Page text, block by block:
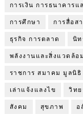
การเงิน การธนาคารแ
การศึกษา
การสื่อส
ธุรกิจ การตลาด
นิท
พลังงานและสิ่งแวดล้อม
ราชการ สมาคม มูลนิธิ
เล่าแจ้งแลงไข
วิท
สังคม
สุขภาพ อ